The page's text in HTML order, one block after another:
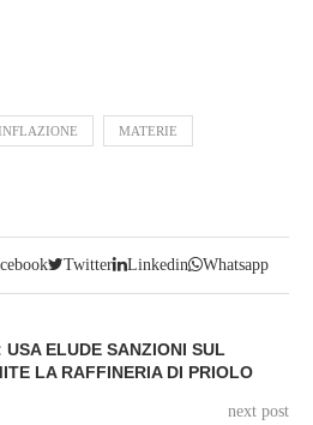
MATERIE
Twitter Linkedin Whatsapp
USA ELUDE SANZIONI SUL
LA RAFFINERIA DI PRIOLO
next post